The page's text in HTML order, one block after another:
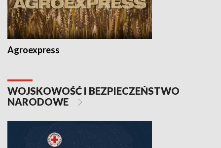
Agroexpress
WOJSKOWOŚĆ I BEZPIECZEŃSTWO
NARODOWE